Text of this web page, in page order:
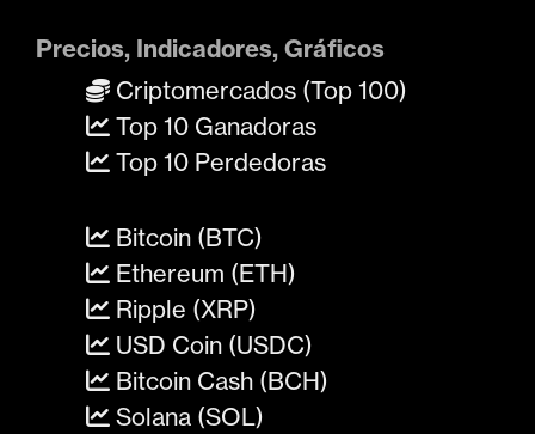
Precios, Indicadores, Gráficos
Criptomercados (Top 100)
Top 10 Ganadoras
Top 10 Perdedoras
Bitcoin (BTC)
Ethereum (ETH)
Ripple (XRP)
USD Coin (USDC)
Bitcoin Cash (BCH)
Solana (SOL)